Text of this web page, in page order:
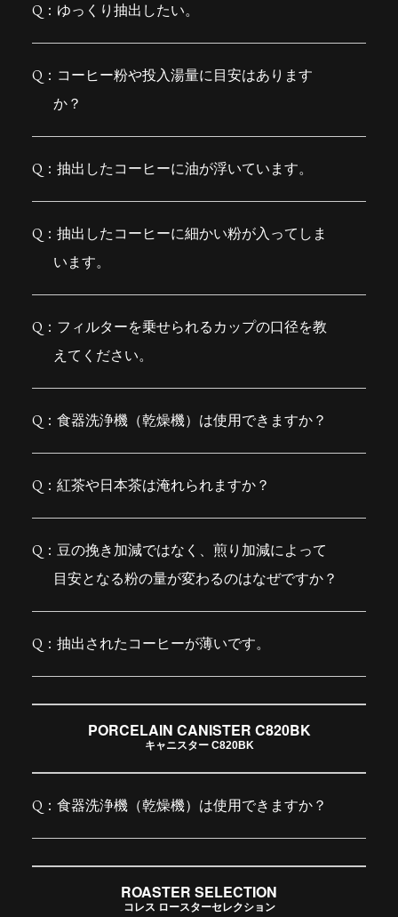
ゆっくり抽出したい。
コーヒー粉や投入湯量に目安はあります
か？
抽出したコーヒーに油が浮いています。
抽出したコーヒーに細かい粉が入ってしま
います。
フィルターを乗せられるカップの口径を教
えてください。
食器洗浄機（乾燥機）は使用できますか？
紅茶や日本茶は淹れられますか？
豆の挽き加減ではなく、煎り加減によって
目安となる粉の量が変わるのはなぜですか？
抽出されたコーヒーが薄いです。
PORCELAIN CANISTER C820BK
キャニスター C820BK
食器洗浄機（乾燥機）は使用できますか？
ROASTER SELECTION
コレス ロースターセレクション